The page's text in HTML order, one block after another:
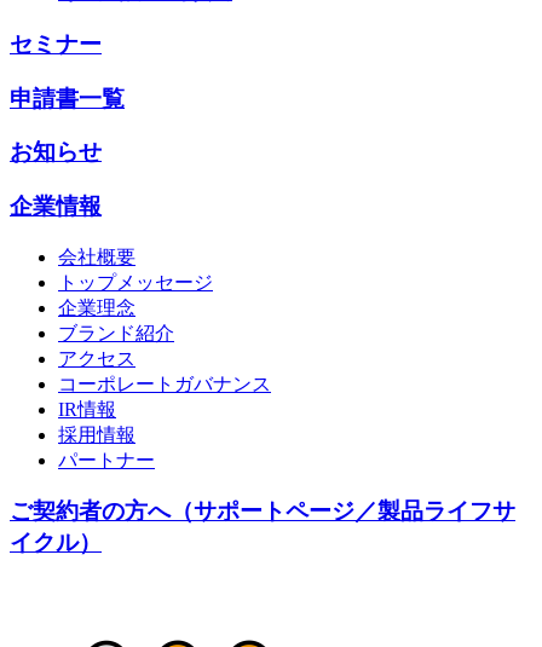
セミナー
申請書一覧
お知らせ
企業情報
会社概要
トップメッセージ
企業理念
ブランド紹介
アクセス
コーポレートガバナンス
IR情報
採用情報
パートナー
ご契約者の方へ（サポートページ／製品ライフサ
イクル）